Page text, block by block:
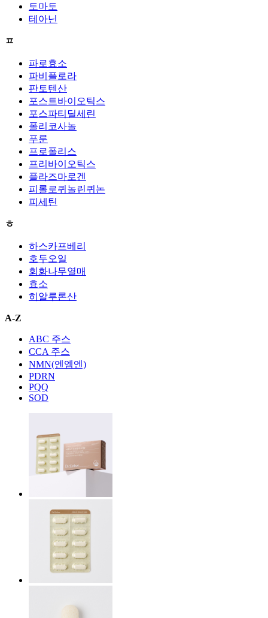
토마토
테아닌
ㅍ
파로효소
파비플로라
판토텐산
포스트바이오틱스
포스파티딜세린
폴리코사놀
푸룬
프로폴리스
프리바이오틱스
플라즈마로겐
피롤로퀴놀린퀴논
피세틴
ㅎ
하스카프베리
호두오일
회화나무열매
효소
히알루론산
A-Z
ABC 주스
CCA 주스
NMN(엔엠엔)
PDRN
PQQ
SOD